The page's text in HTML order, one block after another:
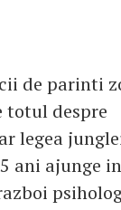
de parinti
totul despre
legea
ani ajunge